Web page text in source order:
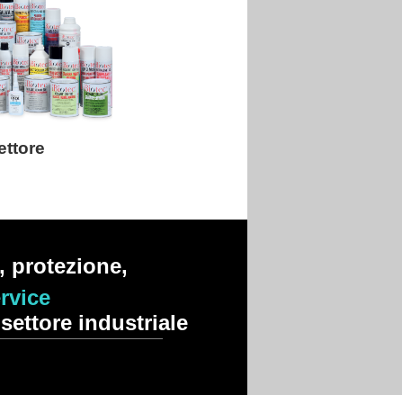
protezione,
industriale